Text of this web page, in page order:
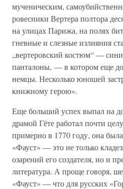
мученическим,
ровесники Вертера полтора
на улицах Парижа, на полях
гневные и слезные излияния
„вертеровский костюм“ —
панталоны, — в котором еще
немцы. Несколько юношей
книжному герою».
Еще больший успех выпал на
драмой Гёте работал почти
примерно в 1770 году, она
«Фауст» — это не только
озарений его создателя, но и
литература. А проще говоря,
«Фауст» — что для русских